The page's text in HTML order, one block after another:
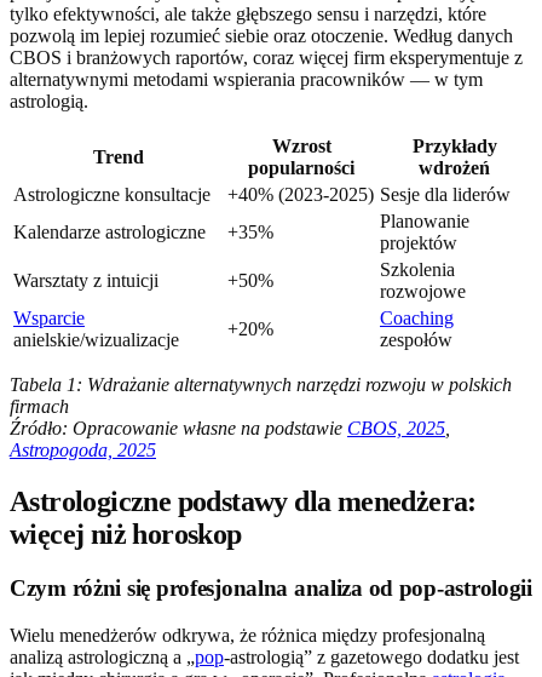
tylko efektywności, ale także głębszego sensu i narzędzi, które
pozwolą im lepiej rozumieć siebie oraz otoczenie. Według danych
CBOS i branżowych raportów, coraz więcej firm eksperymentuje z
alternatywnymi metodami wspierania pracowników — w tym
astrologią.
Trend
Wzrost
popularności
Przykłady
wdrożeń
Astrologiczne konsultacje
+40% (2023-2025) Sesje dla liderów
Kalendarze astrologiczne
+35%
Planowanie
projektów
Warsztaty z intuicji
+50%
Szkolenia
rozwojowe
Wsparcie
anielskie/wizualizacje
+20%
Coaching
zespołów
Tabela 1: Wdrażanie alternatywnych narzędzi rozwoju w polskich
firmach
Źródło: Opracowanie własne na podstawie CBOS, 2025
Astropogoda, 2025
Astrologiczne podstawy dla menedżera:
więcej niż horoskop
Czym różni się profesjonalna analiza od pop-astrologii
Wielu menedżerów odkrywa, że różnica między profesjonalną
analizą astrologiczną a „pop-astrologią” z gazetowego dodatku jest